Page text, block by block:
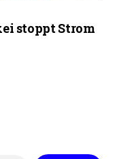
stoppt Strom